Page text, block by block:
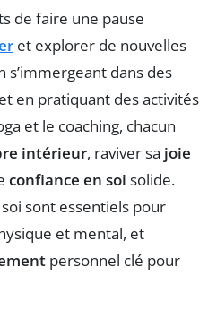
de faire une pause
et explorer de nouvelles
s’immergeant dans des
en pratiquant des activités
et le coaching, chacun
intérieur, raviver sa joie
confiance en soi solide.
sont essentiels pour
et mental, et
personnel clé pour